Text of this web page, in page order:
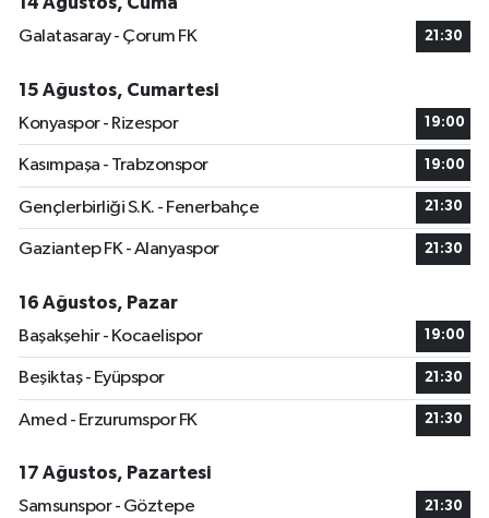
Galatasaray - Çorum FK
21:30
15 Ağustos, Cumartesi
Konyaspor - Rizespor
19:00
Kasımpaşa - Trabzonspor 19:00
Gençlerbirliği S.K. - Fenerbahçe 21:30
Gaziantep FK - Alanyaspor 21:30
16 Ağustos, Pazar
Başakşehir - Kocaelispor
19:00
Beşiktaş - Eyüpspor 21:30
Amed - Erzurumspor FK 21:30
17 Ağustos, Pazartesi
Samsunspor - Göztepe
21:30